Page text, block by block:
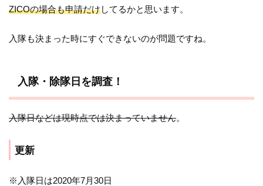
ZICOの場合も申請だけしてるかと思います。
入隊も決まった時にすぐできないのが問題ですね。
入隊・除隊日を調査！
入隊日などは現時点では決まっていません。
更新
※入隊日は2020年7月30日